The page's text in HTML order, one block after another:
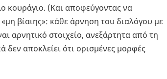
κουράγιο. (Και αποφεύγοντας να
βίαιης»: κάθε άρνηση του διαλόγου με
αρνητικό στοιχείο, ανεξάρτητα από τη
αποκλείει ότι ορισμένες μορφές